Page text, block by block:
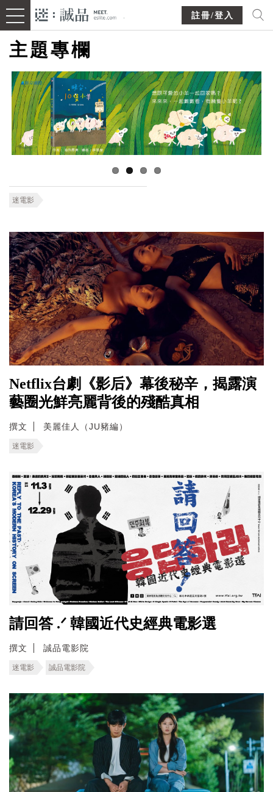
註冊/登入
主題專欄
迷電影
Netflix台劇《影后》幕後秘辛，揭露演
藝圈光鮮亮麗背後的殘酷真相
撰文 美麗佳人（JU豬編）
迷電影
請回答 .ᐟ 韓國近代史經典電影選
撰文 誠品電影院
迷電影 誠品電影院